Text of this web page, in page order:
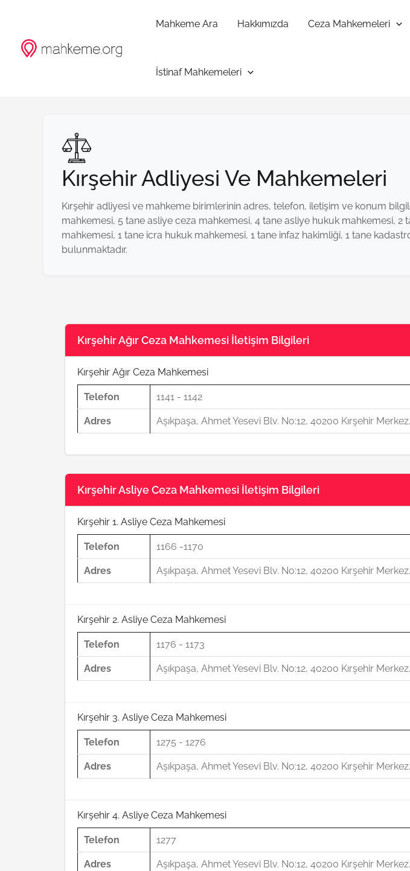
Mahkeme Ara Hakkımızda Ceza Mahkemeleri
İstinaf Mahkemeleri
Kırşehir Adliyesi Ve Mahkemeleri
Kırşehir adliyesi ve mahkeme birimlerinin adres, telefon, iletişim ve konum
mahkemesi, 5 tane asliye ceza mahkemesi, 4 tane asliye hukuk mahkemesi,
mahkemesi, 1 tane icra hukuk mahkemesi, 1 tane infaz hakimliği, 1 tane
bulunmaktadır.
Kırşehir Ağır Ceza Mahkemesi İletişim Bilgileri
Kırşehir Ağır Ceza Mahkemesi
Telefon 1141 - 1142
Adres Aşıkpaşa, Ahmet Yesevi Blv. No:12, 40200 Kırşehir
Kırşehir Asliye Ceza Mahkemesi İletişim Bilgileri
Kırşehir 1. Asliye Ceza Mahkemesi
Telefon 1166 -1170
Adres Aşıkpaşa, Ahmet Yesevi Blv. No:12, 40200 Kırşehir
Kırşehir 2. Asliye Ceza Mahkemesi
Telefon 1176 - 1173
Adres Aşıkpaşa, Ahmet Yesevi Blv. No:12, 40200 Kırşehir
Kırşehir 3. Asliye Ceza Mahkemesi
Telefon 1275 - 1276
Adres Aşıkpaşa, Ahmet Yesevi Blv. No:12, 40200 Kırşehir
Kırşehir 4. Asliye Ceza Mahkemesi
Telefon 1277
Adres Aşıkpaşa, Ahmet Yesevi Blv. No:12, 40200 Kırşehir